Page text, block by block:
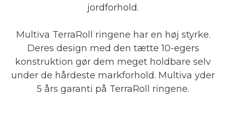
jordforhold.
Multiva TerraRoll ringene har en høj styrke.
Deres design med den tætte 10-egers
konstruktion gør dem meget holdbare selv
under de hårdeste markforhold. Multiva yder
5 års garanti på TerraRoll ringene.